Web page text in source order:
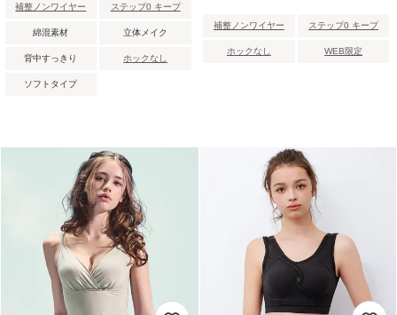
補整ノンワイヤー ステップ0 キープ
綿混素材 立体メイク
背中すっきり ホックなし
ソフトタイプ
補整ノンワイヤー ステップ0 キープ
ホックなし WEB限定